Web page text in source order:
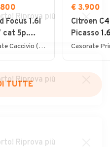
Focus 1.6i
cat 5p.
Lurate Caccivio (CO)
€ 3.900
Citroen C4
Picasso
7posti
TUTTE
Riprova più
Riprova più
Riprova più